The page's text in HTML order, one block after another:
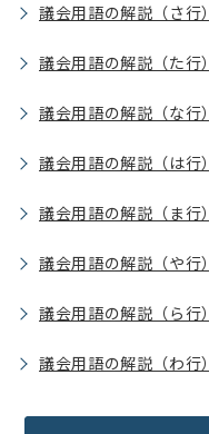
議会用語の解説（さ行）
議会用語の解説（た行）
議会用語の解説（な行）
議会用語の解説（は行）
議会用語の解説（ま行）
議会用語の解説（や行）
議会用語の解説（ら行）
議会用語の解説（わ行）